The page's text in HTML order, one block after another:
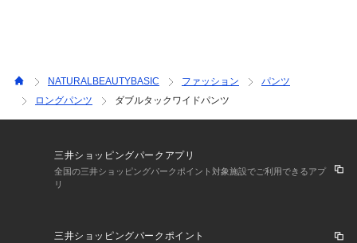
NATURALBEAUTYBASIC ファッション
パンツ
ロングパンツ
ダブルタックワイドパンツ
三井ショッピングパークアプリ
全国の三井ショッピングパークポイント対象施設でご利用できるアプ
リ
三井ショッピングパークポイント